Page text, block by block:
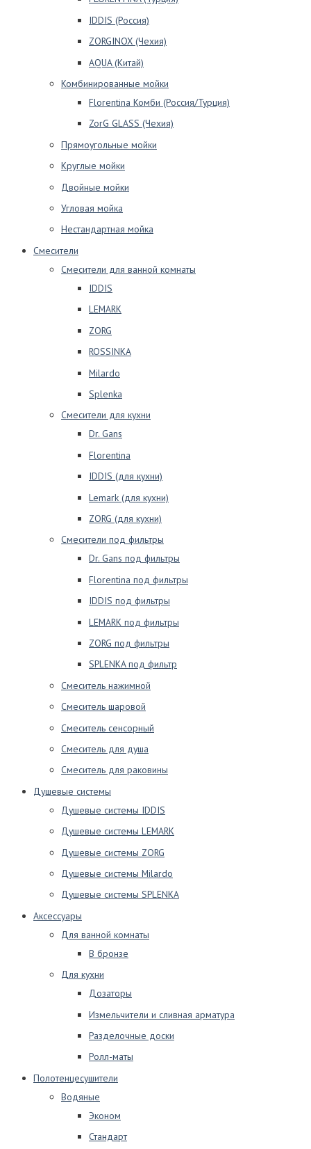
IDDIS (Россия)
ZORGINOX (Чехия)
AQUA (Китай)
Комбинированные мойки
Florentina Комби (Россия/Турция)
ZorG GLASS (Чехия)
Прямоугольные мойки
Круглые мойки
Двойные мойки
Угловая мойка
Нестандартная мойка
Смесители
Смесители для ванной комнаты
IDDIS
LEMARK
ZORG
ROSSINKA
Milardo
Splenka
Смесители для кухни
Dr. Gans
Florentina
IDDIS (для кухни)
Lemark (для кухни)
ZORG (для кухни)
Смесители под фильтры
Dr. Gans под фильтры
Florentina под фильтры
IDDIS под фильтры
LEMARK под фильтры
ZORG под фильтры
SPLENKA под фильтр
Смеситель нажимной
Смеситель шаровой
Смеситель сенсорный
Смеситель для душа
Смеситель для раковины
Душевые системы
Душевые системы IDDIS
Душевые системы LEMARK
Душевые системы ZORG
Душевые системы Milardo
Душевые системы SPLENKA
Аксессуары
Для ванной комнаты
В бронзе
Для кухни
Дозаторы
Измельчители и сливная арматура
Разделочные доски
Ролл-маты
Полотенцесушители
Водяные
Эконом
Стандарт